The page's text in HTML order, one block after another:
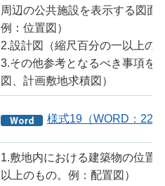
周辺の公共施設を表示する図面
例：位置図）
2.設計図（縮尺百分の一以上の
3.その他参考となるべき事項を
図、計画敷地求積図）
様式19（WORD：
1.敷地内における建築物の位置
以上のもの。例：配置図）